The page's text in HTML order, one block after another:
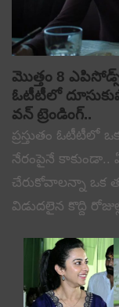
మొత్తం 8
ఓటీటీలో
వన్ ట్రెండింగ్..
ప్రస్తుతం ఓటీటీలో
నేరంపైనే కాకుండా..
చేరుకోవాలన్నా ఒక
విడుదలైన కొద్ది